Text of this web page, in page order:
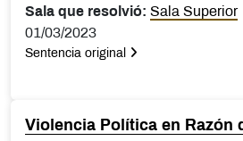
Sala que resolvió: Sala Superior
01/03/2023
Sentencia original
Violencia Política en Razón